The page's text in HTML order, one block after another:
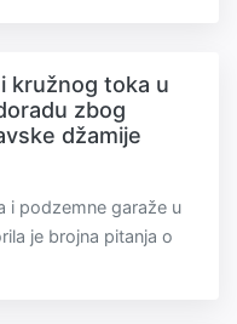
kružnog toka u
zbog
džamije
i podzemne garaže u
je brojna pitanja o